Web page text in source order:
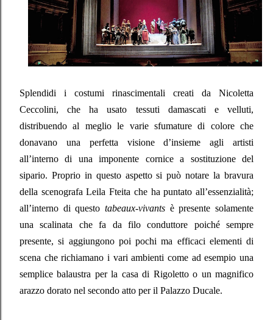
Splendidi i costumi rinascimentali creati da Nicoletta
Ceccolini, che ha usato tessuti damascati e velluti,
distribuendo al meglio le varie sfumature di colore che
donavano una perfetta visione d’insieme agli artisti
all’interno di una imponente cornice a sostituzione del
sipario. Proprio in questo aspetto si può notare la bravura
della scenografa Leila Fteita che ha puntato all’essenzialità;
all’interno di questo tabeaux-vivants è presente solamente
una scalinata che fa da filo conduttore poiché sempre
presente, si aggiungono poi pochi ma efficaci elementi di
scena che richiamano i vari ambienti come ad esempio una
semplice balaustra per la casa di Rigoletto o un magnifico
arazzo dorato nel secondo atto per il Palazzo Ducale.